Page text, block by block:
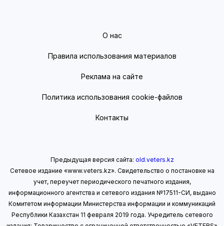
О нас
Правила использования материалов
Реклама на сайте
Политика использования cookie-файлов
Контакты
Предыдущая версия сайта: old.veters.kz
Сетевое издание «www.veters.kz». Свидетельство о постановке на
учет, переучет периодического печатного издания,
информационного агентства и сетевого издания №17511-СИ, выдано
Комитетом информации Министерства информации и коммуникаций
Республики Казахстан 11 февраля 2019 года. Учредитель сетевого